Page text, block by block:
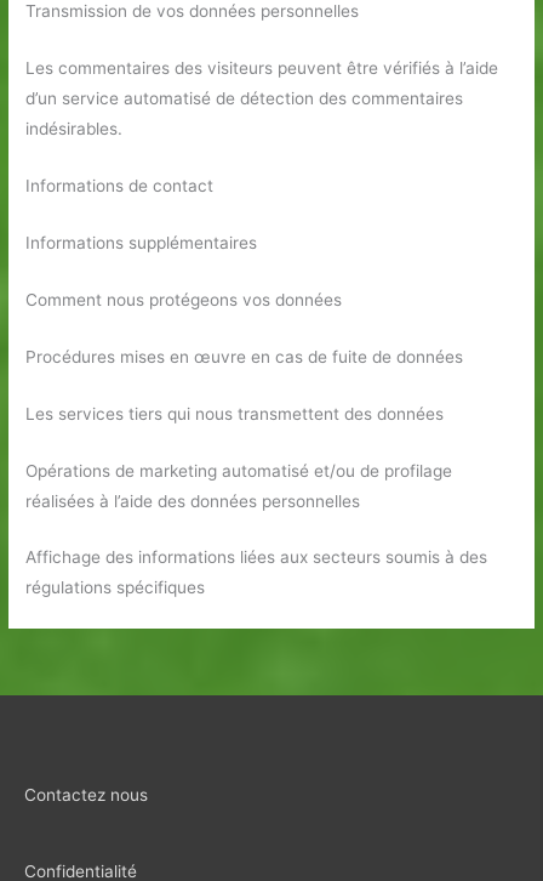
Transmission de vos données personnelles
Les commentaires des visiteurs peuvent être vérifiés à l’aide
d’un service automatisé de détection des commentaires
indésirables.
Informations de contact
Informations supplémentaires
Comment nous protégeons vos données
Procédures mises en œuvre en cas de fuite de données
Les services tiers qui nous transmettent des données
Opérations de marketing automatisé et/ou de profilage
réalisées à l’aide des données personnelles
Affichage des informations liées aux secteurs soumis à des
régulations spécifiques
Contactez nous
Confidentialité